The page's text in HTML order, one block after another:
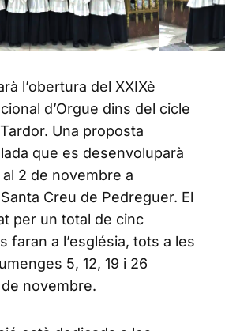
l’obertura del XXIXè
d’Orgue dins del cicle
Una proposta
que es desenvoluparà
2 de novembre a
Creu de Pedreguer. El
per un total de cinc
faran a l’església, tots a les
5, 12, 19 i 26
novembre.